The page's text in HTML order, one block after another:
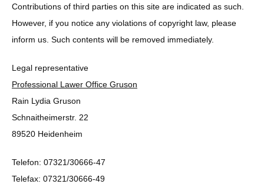
Contributions of third parties on this site are indicated as such.
However, if you notice any violations of copyright law, please
inform us. Such contents will be removed immediately.
Legal representative
Professional Lawer Office Gruson
Rain Lydia Gruson
Schnaitheimerstr. 22
89520 Heidenheim
Telefon: 07321/30666-47
Telefax: 07321/30666-49